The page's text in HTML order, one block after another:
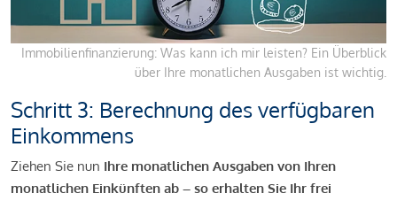
Immobilienfinanzierung: Was kann ich mir leisten? Ein Überblick
über Ihre monatlichen Ausgaben ist wichtig.
Schritt 3: Berechnung des verfügbaren
Einkommens
Ziehen Sie nun Ihre monatlichen Ausgaben von Ihren
monatlichen Einkünften ab – so erhalten Sie Ihr frei